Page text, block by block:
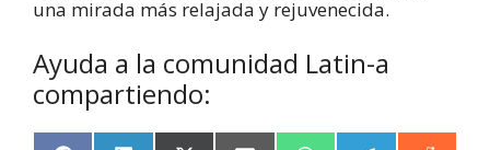
una mirada más relajada y rejuvenecida.
Ayuda a la comunidad Latin-a
compartiendo: